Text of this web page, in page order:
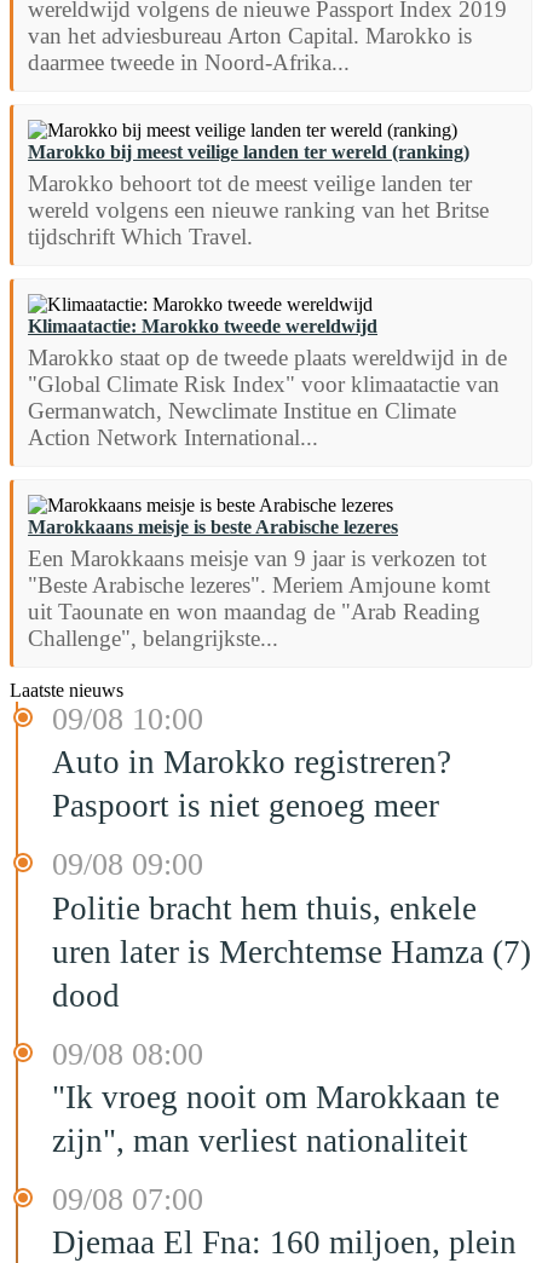
wereldwijd volgens de nieuwe Passport Index 2019
van het adviesbureau Arton Capital. Marokko is
daarmee tweede in Noord-Afrika...
Marokko bij meest veilige landen ter wereld (ranking)
Marokko behoort tot de meest veilige landen ter
wereld volgens een nieuwe ranking van het Britse
tijdschrift Which Travel.
Klimaatactie: Marokko tweede wereldwijd
Marokko staat op de tweede plaats wereldwijd in de
"Global Climate Risk Index" voor klimaatactie van
Germanwatch, Newclimate Institue en Climate
Action Network International...
Marokkaans meisje is beste Arabische lezeres
Een Marokkaans meisje van 9 jaar is verkozen tot
"Beste Arabische lezeres". Meriem Amjoune komt
uit Taounate en won maandag de "Arab Reading
Challenge", belangrijkste...
Laatste nieuws
09/08 10:00
Auto in Marokko registreren?
Paspoort is niet genoeg meer
09/08 09:00
Politie bracht hem thuis, enkele
uren later is Merchtemse Hamza (7)
dood
09/08 08:00
"Ik vroeg nooit om Marokkaan te
zijn", man verliest nationaliteit
09/08 07:00
Djemaa El Fna: 160 miljoen, plein